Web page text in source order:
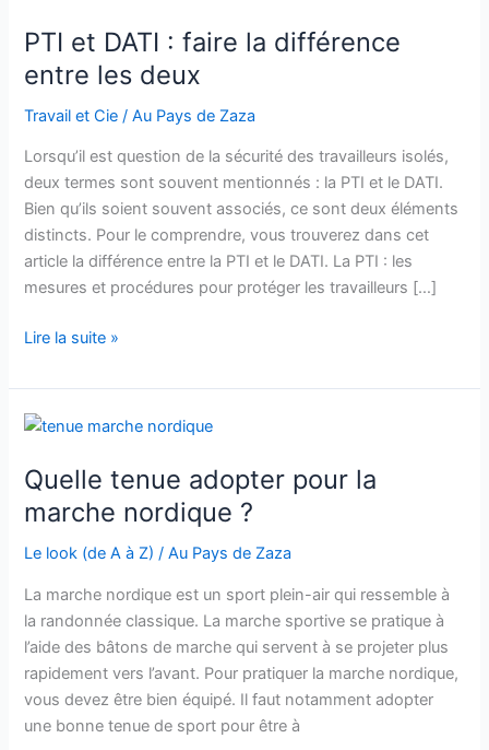
PTI et DATI : faire la différence
entre les deux
Travail et Cie /Au Pays de Zaza
Lorsqu’il est question de la sécurité des travailleurs isolés,
deux termes sont souvent mentionnés : la PTI et le DATI.
Bien qu’ils soient souvent associés, ce sont deux éléments
distincts. Pour le comprendre, vous trouverez dans cet
article la différence entre la PTI et le DATI. La PTI : les
mesures et procédures pour protéger les travailleurs […]
PTI
DATI
:
la
différence
entre
les
Lire la suite »
Quelle tenue adopter pour la
marche nordique ?
Le look (de A à Z) /Au Pays de Zaza
La marche nordique est un sport plein-air qui ressemble à
la randonnée classique. La marche sportive se pratique à
l’aide des bâtons de marche qui servent à se projeter plus
rapidement vers l’avant. Pour pratiquer la marche nordique,
vous devez être bien équipé. Il faut notamment adopter
une bonne tenue de sport pour être à